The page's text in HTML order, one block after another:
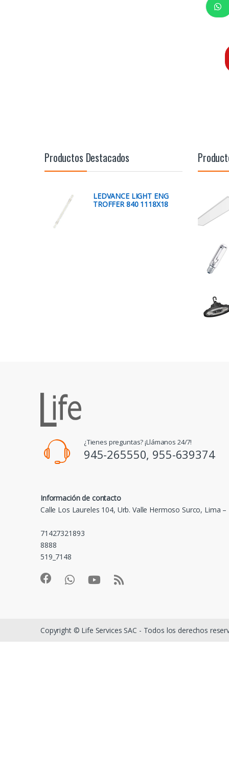
Productos Destacados
LEDVANCE LIGHT ENG
TROFFER 840 1118X18
¿Tienes preguntas? ¡Llámanos 24/7!
945-265550, 955-639374
Información de contacto
Calle Los Laureles 104, Urb. Valle Hermoso Surco, Lima –
71427321893
8888
519_7148
Copyright © Life Services SAC - Todos los derechos